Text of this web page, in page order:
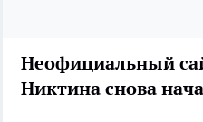
Неофициальный
Никтина снова